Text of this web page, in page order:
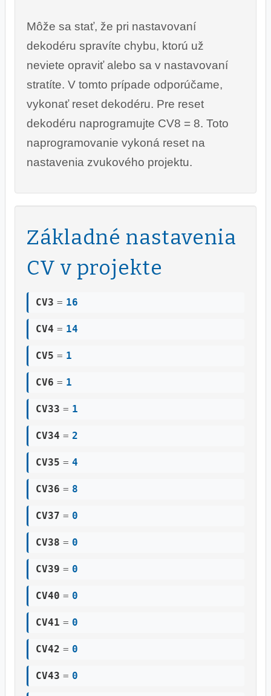
Môže sa stať, že pri nastavovaní
dekodéru spravíte chybu, ktorú už
neviete opraviť alebo sa v nastavovaní
stratíte. V tomto prípade odporúčame,
vykonať reset dekodéru. Pre reset
dekodéru naprogramujte CV8 = 8. Toto
naprogramovanie vykoná reset na
nastavenia zvukového projektu.
Základné nastavenia
CV v projekte
CV3 = 16
CV4 = 14
CV5 = 1
CV6 = 1
CV33 = 1
CV34 = 2
CV35 = 4
CV36 = 8
CV37 = 0
CV38 = 0
CV39 = 0
CV40 = 0
CV41 = 0
CV42 = 0
CV43 = 0